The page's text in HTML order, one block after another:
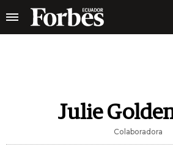
Julie
Colaboradora